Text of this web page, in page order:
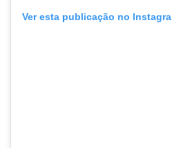
Ver esta publicação no